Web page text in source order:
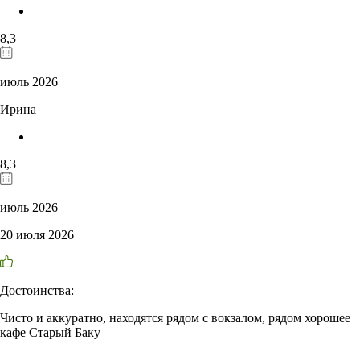
8,3
июль 2026
Ирина
8,3
июль 2026
20 июля 2026
Достоинства:
Чисто и аккуратно, находятся рядом с вокзалом, рядом хорошее
кафе Старый Баку